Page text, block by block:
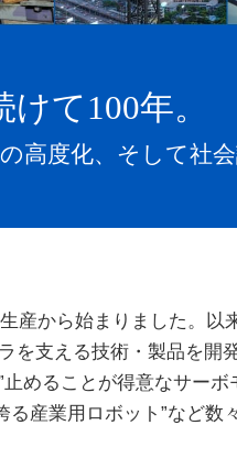
て100年。
高度化、そして社
から始まりました。以
支える技術・製品を開
めることが得意なサー
産業用ロボット”など